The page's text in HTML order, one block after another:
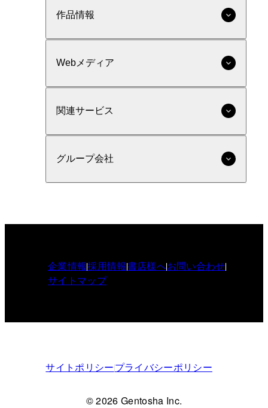
作品情報
Webメディア
関連サービス
グループ会社
企業情報採用情報書店様へお問い合わせ
サイトマップ
サイトポリシープライバシーポリシー
© 2026 Gentosha Inc.